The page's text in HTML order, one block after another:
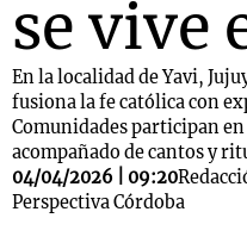
se vive
En la localidad de Yavi,
fusiona la fe católica con
Comunidades participan
acompañado de cantos y
04/04/2026 | 09:20
Perspectiva Córdoba